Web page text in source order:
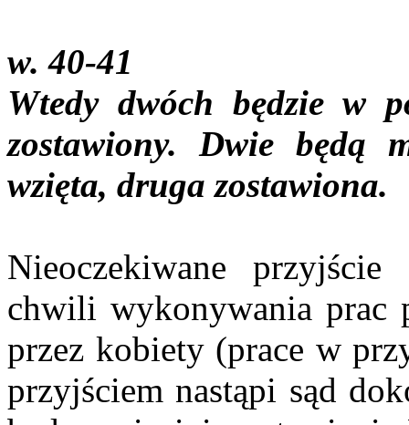
w. 40-41
Wtedy dwóch będzie w
zostawiony. Dwie będą
wzięta, druga zostawiona.
Nieoczekiwane
chwili wykonywania prac
przez kobiety (prace w
przyjściem nastąpi sąd